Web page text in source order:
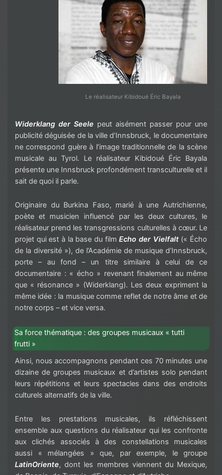
Le réalisateur Kibidoué Éric Bayala
Widerklang der Seele peut aisément passer pour une
publicité déguisée de la ville d’Innsbruck, le documentaire
ne correspond guère à l’image traditionnelle de la scène
musicale au Tyrol. Le réalisateur Kibidoué Éric Bayala
présente une Innsbruck profondément transculturelle et il
sait de quoi il parle.
Originaire du Burkina Faso, marié à une Autrichienne,
poète et musicien influencé par les deux cultures, le
réalisateur prend les transgressions culturelles à cœur. Le
projet qui est à la base du filmEcho der Vielfalt(« Écho
de la diversité »), de l’Académie de musique d’Innsbruck,
porte – au fond – un titre similaire à celui de ce
documentaire : « écho » revenant finalement au même
que « résonance » (Widerklang). Les deux expriment la
même idée : la musique comme reflet de notre âme et de
notre corps – et vice versa.
Sa force thématique : des groupes musicaux « tutti
frutti »
Ainsi, nous accompagnons pendant ces 70 minutes une
dizaine de groupes musicaux et d’artistes solo pendant
leurs répétitions et leurs spectacles dans des endroits
culturels alternatifs de la ville.
Entre les prestations musicales, ils réfléchissent
ensemble aux questions du réalisateur qui les confronte
aux clichés associés à des constellations musicales
aussi « mélangées » que, par exemple, le groupe
LatinOriente, dont les membres viennent du Mexique,